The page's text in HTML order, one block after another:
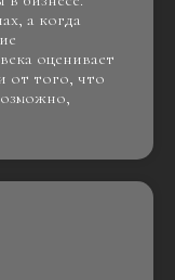
а когда
оценивает
от того, что